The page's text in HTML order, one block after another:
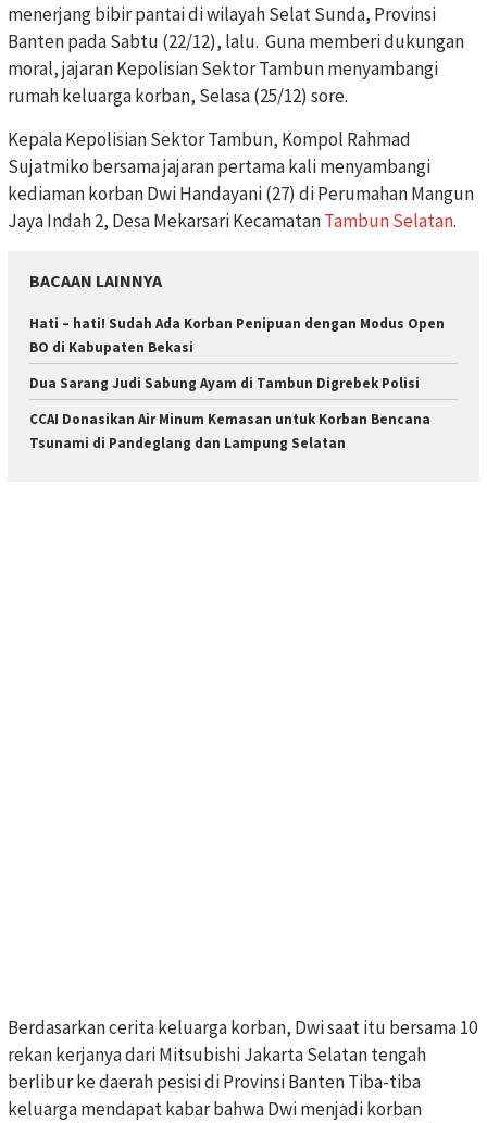
menerjang bibir pantai di wilayah Selat Sunda, Provinsi
Banten pada Sabtu (22/12), lalu. Guna memberi dukungan
moral, jajaran Kepolisian Sektor Tambun menyambangi
rumah keluarga korban, Selasa (25/12) sore.
Kepala Kepolisian Sektor Tambun, Kompol Rahmad
Sujatmiko bersama jajaran pertama kali menyambangi
kediaman korban Dwi Handayani (27) di Perumahan Mangun
Jaya Indah 2, Desa Mekarsari KecamatanTambun Selatan.
BACAAN LAINNYA
Hati – hati! Sudah Ada Korban Penipuan dengan Modus Open
BO di Kabupaten Bekasi
Dua Sarang Judi Sabung Ayam di Tambun Digrebek Polisi
CCAI Donasikan Air Minum Kemasan untuk Korban Bencana
Tsunami di Pandeglang dan Lampung Selatan
Berdasarkan cerita keluarga korban, Dwi saat itu bersama 10
rekan kerjanya dari Mitsubishi Jakarta Selatan tengah
berlibur ke daerah pesisi di Provinsi Banten Tiba-tiba
keluarga mendapat kabar bahwa Dwi menjadi korban